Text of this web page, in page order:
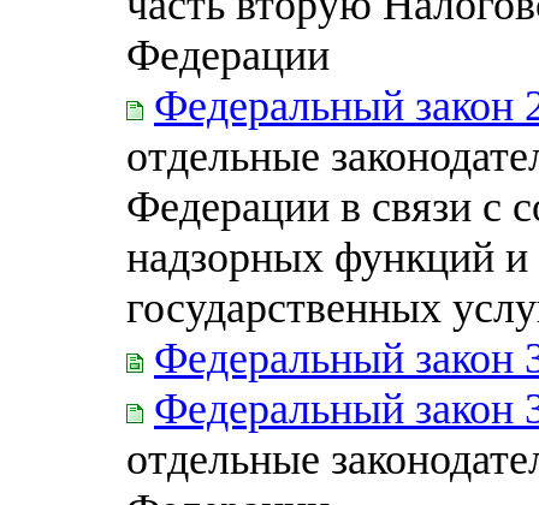
Федерации
Федеральный закон
отдельные
Федерации в связи с
надзорных функций и
государственных
Федеральный закон
Федеральный закон
отдельные